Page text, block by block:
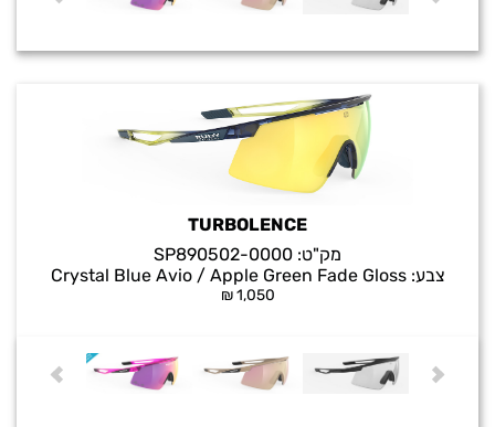
TURBOLENCE
מק"ט: SP890502-0000
צבע:Crystal Blue Avio / Apple Green Fade Gloss
₪1,050